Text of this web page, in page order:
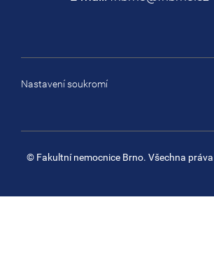
Nastavení soukromí
© Fakultní nemocnice Brno. Všechna